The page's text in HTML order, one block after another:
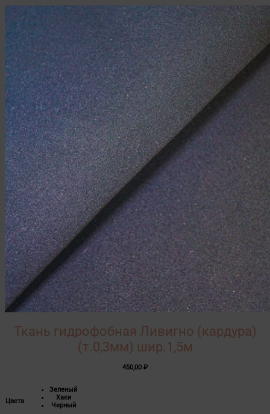
Ткань гидрофобная Ливигно (кардура)
(т.0,3мм) шир.1,5м
450,00 ₽
Цвета
Зеленый
Хаки
Черный